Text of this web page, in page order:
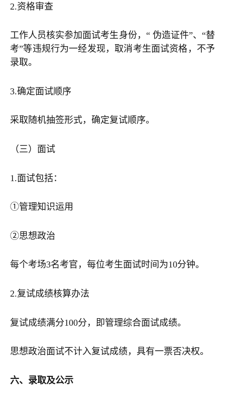
2.资格审查
工作人员核实参加面试考生身份，“ 伪造证件”、“替
考”等违规行为一经发现，取消考生面试资格，不予
录取。
3.确定面试顺序
采取随机抽签形式，确定复试顺序。
（三）面试
1.面试包括：
①管理知识运用
②思想政治
每个考场3名考官，每位考生面试时间为10分钟。
2.复试成绩核算办法
复试成绩满分100分，即管理综合面试成绩。
思想政治面试不计入复试成绩，具有一票否决权。
六、录取及公示